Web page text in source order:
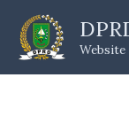
content
Website